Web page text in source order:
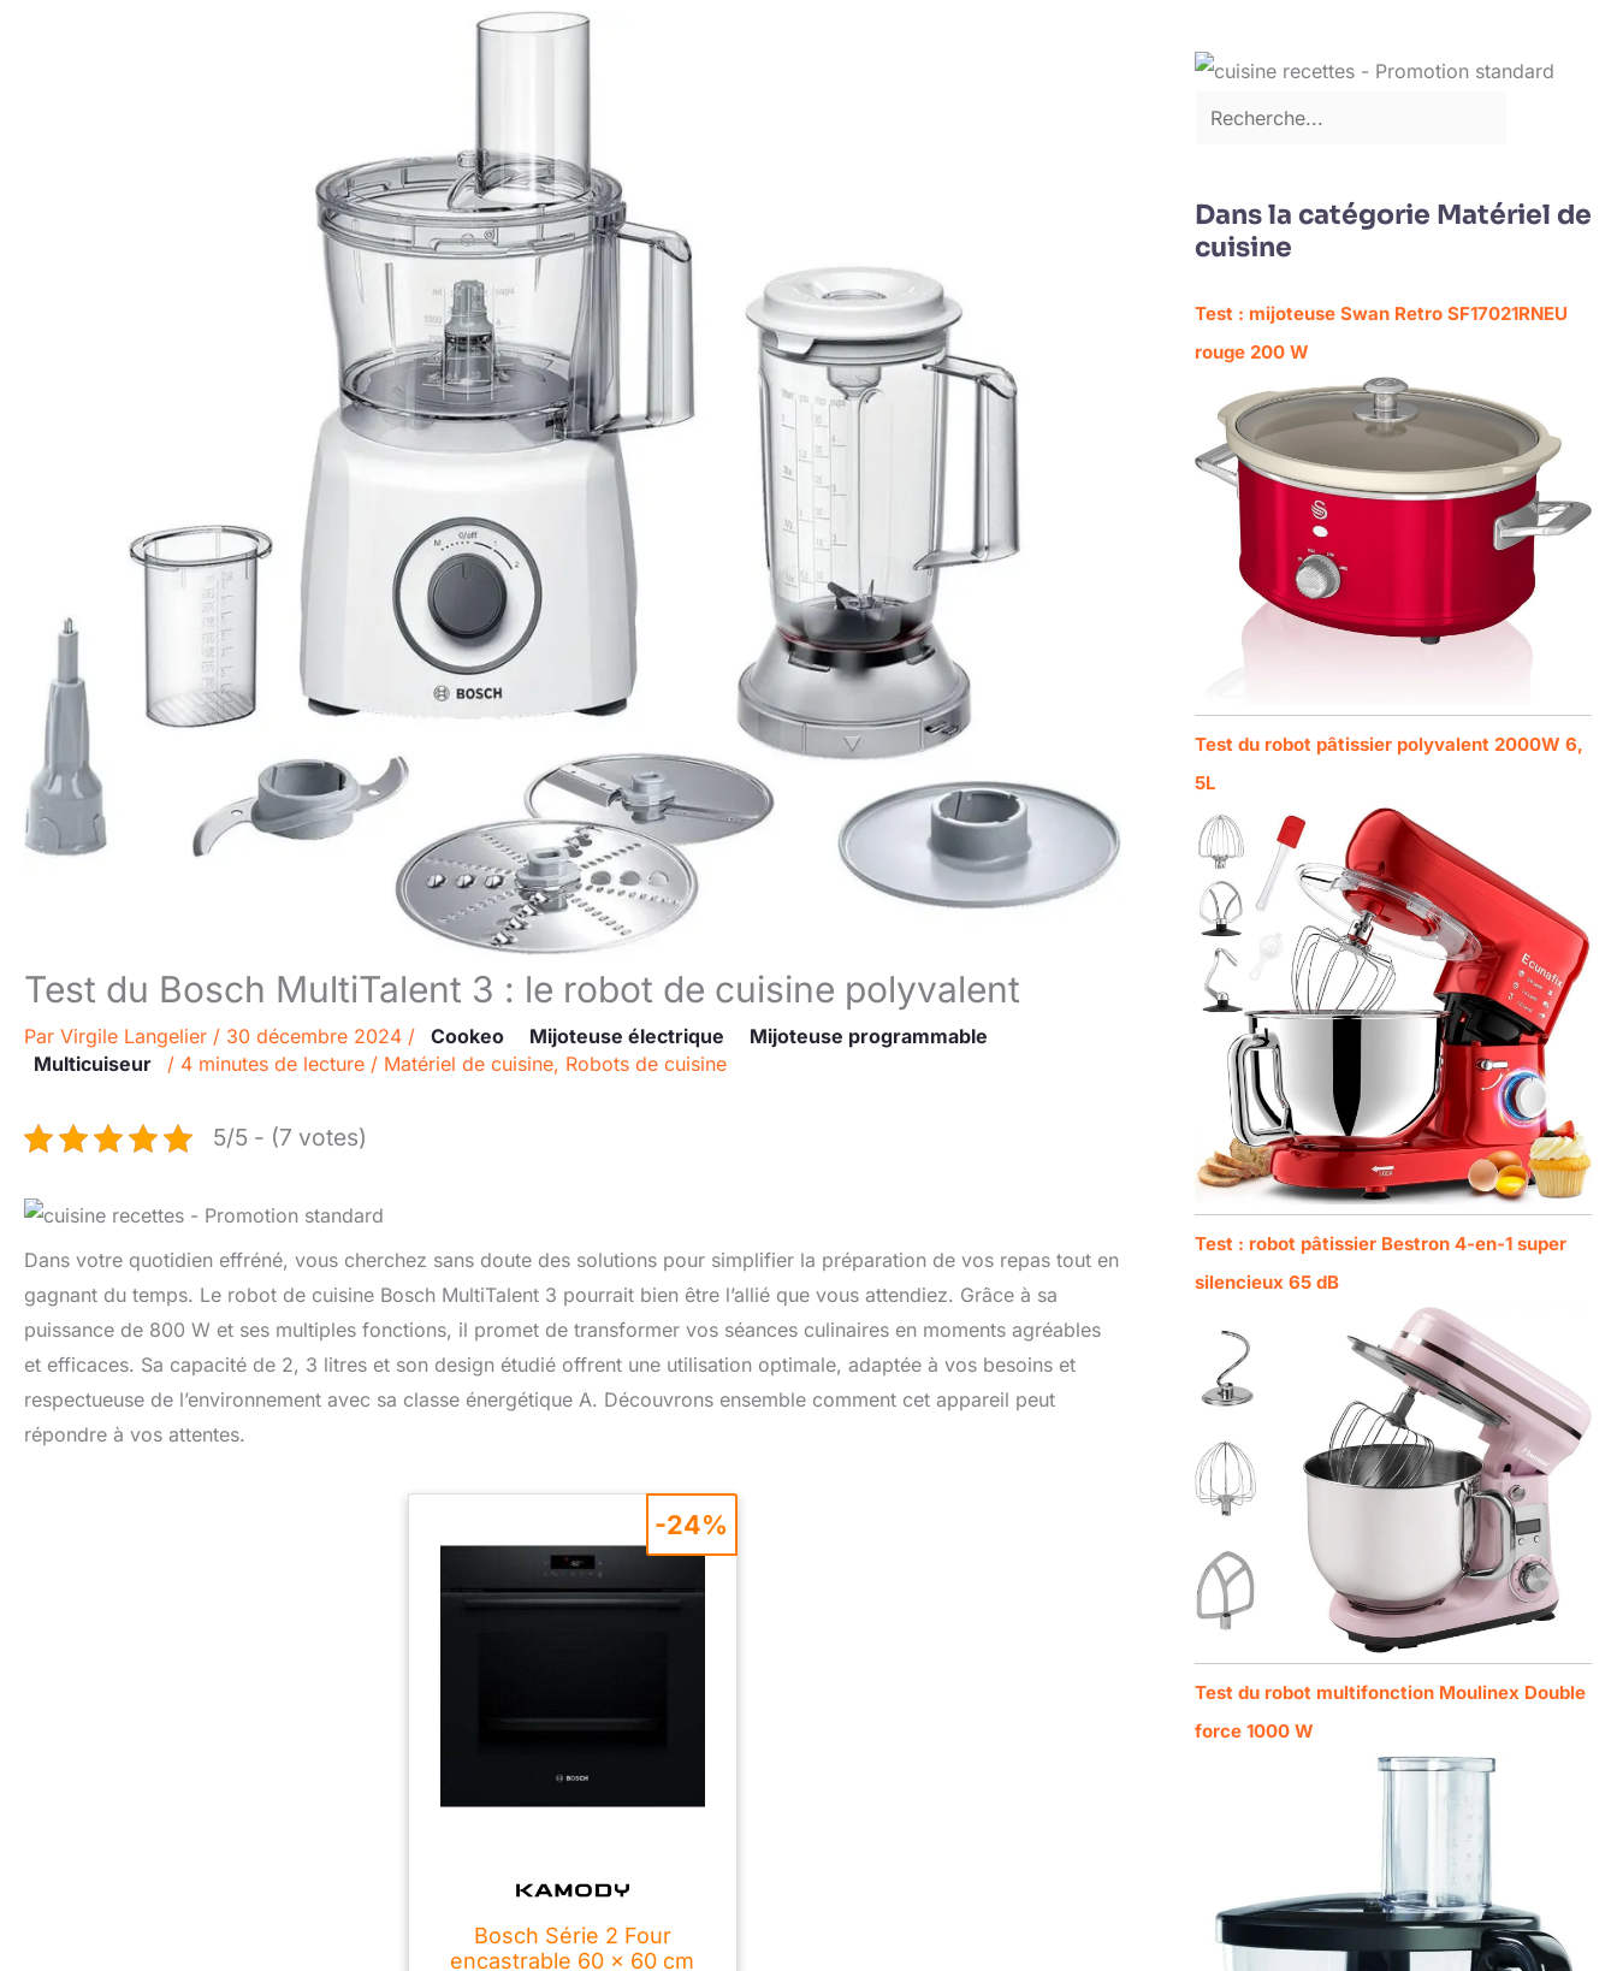
Test du Bosch MultiTalent 3 : le robot de cuisine polyvalent
Par Virgile Langelier / 30 décembre 2024 / Cookeo Mijoteuse électrique
Mijoteuse programmable
Multicuiseur
/ 4 minutes de lecture / Matériel de cuisine, Robots de cuisine
5/5 - (7 votes)
Dans votre quotidien effréné, vous cherchez sans doute des solutions pour simplifier la préparation de vos repas tout en
gagnant du temps. Le robot de cuisine Bosch MultiTalent 3 pourrait bien être l’allié que vous attendiez. Grâce à sa
puissance de 800 W et ses multiples fonctions, il promet de transformer vos séances culinaires en moments agréables
et efficaces. Sa capacité de 2, 3 litres et son design étudié offrent une utilisation optimale, adaptée à vos besoins et
respectueuse de l’environnement avec sa classe énergétique A. Découvrons ensemble comment cet appareil peut
répondre à vos attentes.
Bosch Série 2 Four
encastrable 60 x 60 cm
-24%
Dans la catégorie Matériel de
cuisine
Test : mijoteuse Swan Retro SF17021RNEU
rouge 200 W
Test du robot pâtissier polyvalent 2000W 6,
5L
Test : robot pâtissier Bestron 4-en-1 super
silencieux 65 dB
Test du robot multifonction Moulinex Double
force 1000 W